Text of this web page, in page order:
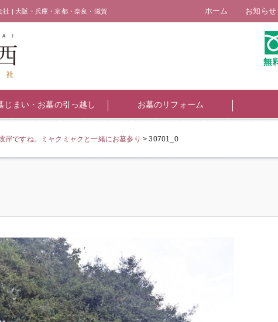
社 | 大阪・兵庫・京都・奈良・滋賀 ホーム お知らせ
じまい・お墓の引っ越し お墓のリフォーム
岸ですね。ミャクミャクと一緒にお墓参り >30701_0